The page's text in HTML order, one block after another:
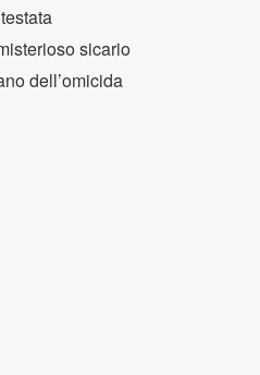
sicario
dell’omicida